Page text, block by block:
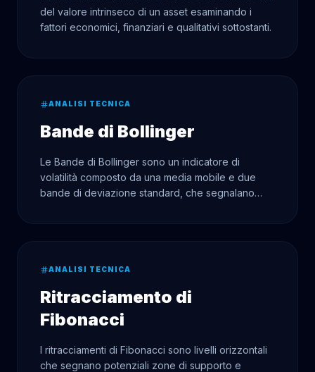
del valore intrinseco di un asset esaminando i
fattori economici, finanziari e qualitativi sottostanti.
ANALISI TECNICA
Bande di Bollinger
Le Bande di Bollinger sono un indicatore di
volatilità composto da una media mobile e due
bande di deviazione standard, che segnalano
ANALISI TECNICA
Ritracciamento di
Fibonacci
I ritracciamenti di Fibonacci sono livelli orizzontali
che segnano potenziali zone di supporto e